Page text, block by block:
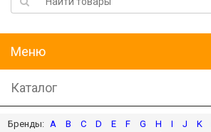
Меню
Каталог
A B C D E F G H I J K